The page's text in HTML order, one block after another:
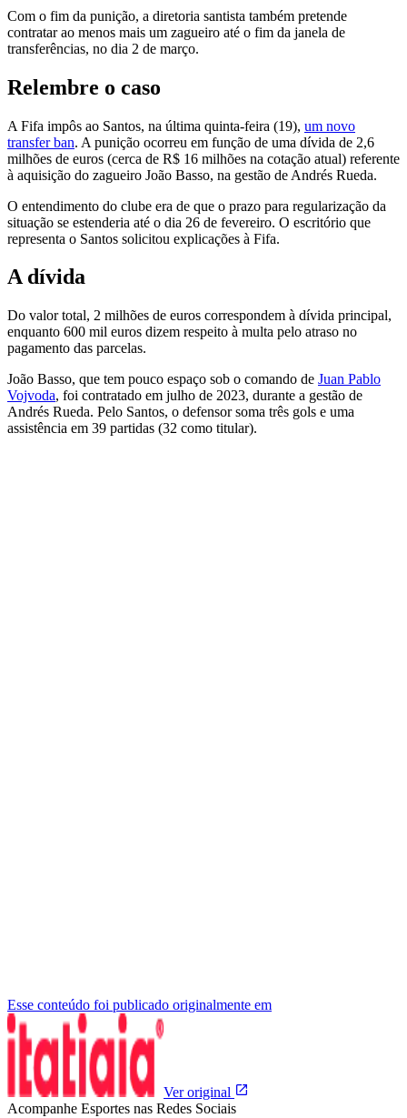
Com o fim da punição, a diretoria santista também pretende
contratar ao menos mais um zagueiro até o fim da janela de
transferências, no dia 2 de março.
Relembre o caso
A Fifa impôs ao Santos, na última quinta-feira (19), um novo
transfer ban. A punição ocorreu em função de uma dívida de 2,6
milhões de euros (cerca de R$ 16 milhões na cotação atual) referente
à aquisição do zagueiro João Basso, na gestão de Andrés Rueda.
O entendimento do clube era de que o prazo para regularização da
situação se estenderia até o dia 26 de fevereiro. O escritório que
representa o Santos solicitou explicações à Fifa.
A dívida
Do valor total, 2 milhões de euros correspondem à dívida principal,
enquanto 600 mil euros dizem respeito à multa pelo atraso no
pagamento das parcelas.
João Basso, que tem pouco espaço sob o comando de Juan Pablo
Vojvoda, foi contratado em julho de 2023, durante a gestão de
Andrés Rueda. Pelo Santos, o defensor soma três gols e uma
assistência em 39 partidas (32 como titular).
Esse conteúdo foi publicado originalmente em
Ver original
Acompanhe Esportes nas Redes Sociais